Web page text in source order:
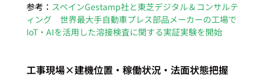
参考： スペインGestamp社と東芝デジタル＆コンサルテ
ィング　世界最大手自動車プレス部品メーカーの工場で
IoT・AIを活用した溶接検査に関する実証実験を開始
工事現場×建機位置・稼働状況・法面状態把握